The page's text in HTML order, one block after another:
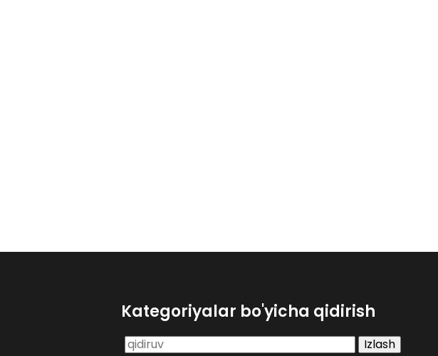
Kategoriyalar bo'yicha qidirish
Qidirshish: